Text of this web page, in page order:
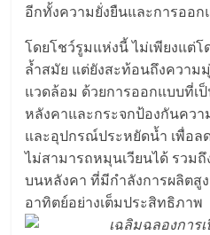
อีกทั้งความยั่งยืนและการออ
โดยโชว์รูมแห่งนี้ ไม่เพียงแต่
ล้ำสมัย แต่ยังสะท้อนถึงความ
แวดล้อม ด้วยการออกแบบที่เ
หลังคาและกระจกป้องกันคว
และอุปกรณ์ประหยัดน้ำ เพื่อล
ไม่สามารถหมุนเวียนได้ รวม
บนหลังคา ที่มีกำลังการผลิตสู
อาทิตย์อย่างเต็มประสิทธิภาพ